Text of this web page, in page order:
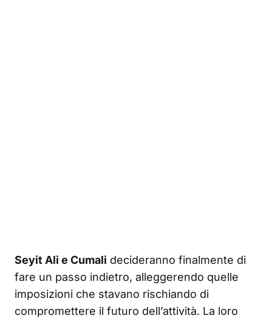
Seyit Ali e Cumali decideranno finalmente di
fare un passo indietro, alleggerendo quelle
imposizioni che stavano rischiando di
compromettere il futuro dell’attività. La loro